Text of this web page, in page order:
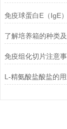
了解培养箱的种类及
免疫组化切片注意
L-精氨酸盐酸盐的用